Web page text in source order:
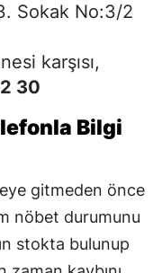
Sokak No:3/2
karşısı,
30
Bilgi
gitmeden önce
nöbet durumunu
stokta bulunup